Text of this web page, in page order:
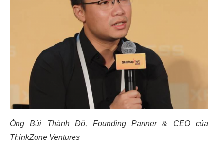
Ông Bùi Thành Đô, Founding Partner & CEO của
ThinkZone Ventures